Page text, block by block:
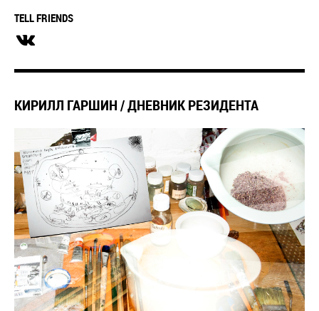
TELL FRIENDS
КИРИЛЛ ГАРШИН / ДНЕВНИК РЕЗИДЕНТА